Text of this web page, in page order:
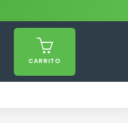
CARRITO